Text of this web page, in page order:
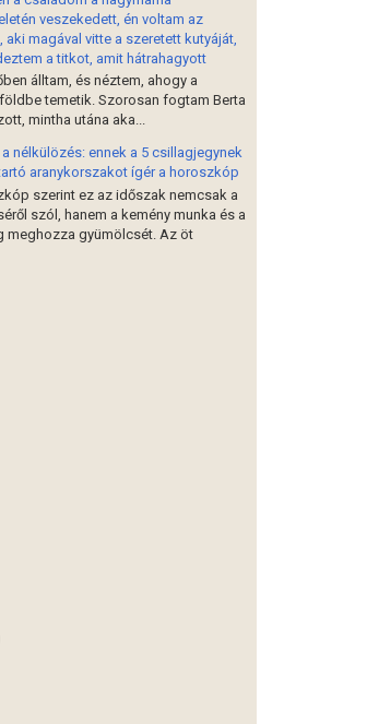
veszekedett, én voltam az
aki magával vitte a szeretett kutyáját,
a titkot, amit hátrahagyott
álltam, és néztem, ahogy a
temetik. Szorosan fogtam Berta
mintha utána aka...
nélkülözés: ennek a 5 csillagjegynek
aranykorszakot ígér a horoszkóp
szerint ez az időszak nemcsak a
szól, hanem a kemény munka és a
meghozza gyümölcsét. Az öt